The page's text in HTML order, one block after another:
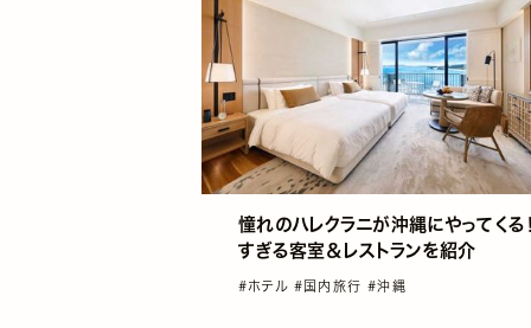
憧れのハレクラニが沖縄にやってくる
すぎる客室＆レストランを紹介
#ホテル #国内旅行#沖縄